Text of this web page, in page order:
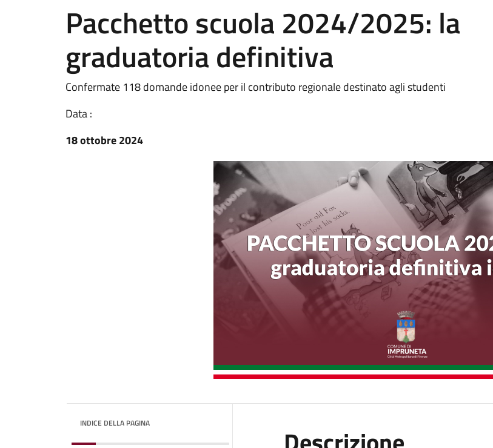
Pacchetto scuola 2024/2025: la
graduatoria definitiva
Confermate 118 domande idonee per il contributo regionale destinato agli studenti
Data :
18 ottobre 2024
INDICE DELLA PAGINA